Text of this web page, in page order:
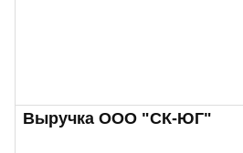
Выручка ООО "СК-ЮГ"